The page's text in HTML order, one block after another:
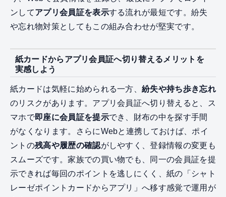
ンしてアプリ会員証を表示する流れが最短です。紛失
や忘れ物対策としてもこの組み合わせが堅実です。
紙カードからアプリ会員証へ切り替えるメリットを
実感しよう
紙カードは気軽に始められる一方、紛失や持ち歩き忘れ
のリスクがあります。アプリ会員証へ切り替えると、ス
マホで即座に会員証を提示でき、財布の中を探す手間
がなくなります。さらにWebと連携しておけば、ポイ
ントの残高や履歴の確認がしやすく、登録情報の変更も
スムーズです。家族での買い物でも、同一の会員証を提
示できれば毎回のポイントを逃しにくく、紙の「シャト
レーゼポイントカードからアプリ」へ移す感覚で運用が